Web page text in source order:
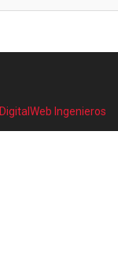
DigitalWeb Ingenieros